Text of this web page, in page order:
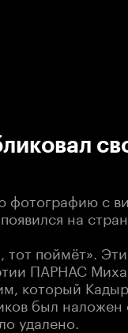
фотографию с
на
поймёт».
ПАРНАС
который
был
удалено.